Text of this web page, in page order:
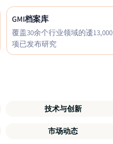
GMI档案库
覆盖30余个行业领域的逶13,000
项已发布研究
技术与创新
市场动态